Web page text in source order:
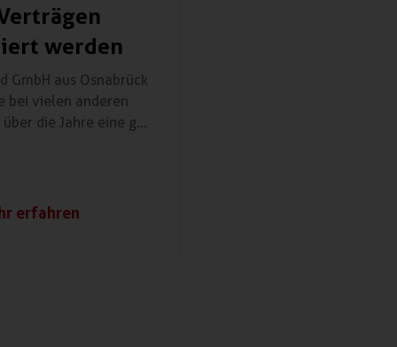
werden
GmbH aus Osnabrück
bei vielen anderen
die Jahre eine g...
erfahren